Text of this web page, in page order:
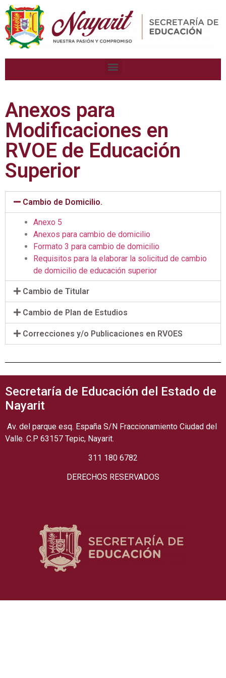
Anexos para
Modificaciones en
RVOE de Educación
Superior
Cambio de Domicilio.
Anexo 5
Anexos para cambio de domicilio
Formato 3 para cambio de domicilio
Requisitos para la elaborar la solicitud de cambio
de domicilio de educación superior
Cambio de Titular
Cambio de Plan de Estudios
Correcciones y/o Publicaciones en RVOES
Secretaría de Educación del Estado de
Nayarit
Av. del parque esq. España S/N Fraccionamiento Ciudad del
Valle. C.P 63157 Tepic, Nayarit.
311 180 6782
DERECHOS RESERVADOS